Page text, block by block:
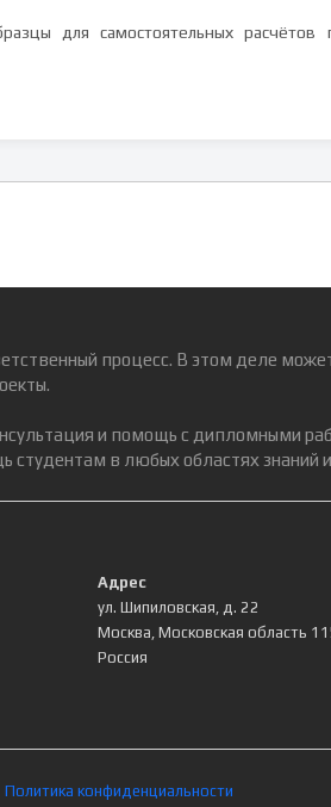
для самостоятельных расчётов
процесс. В этом деле
и помощь с дипломными
студентам в любых областях знаний
Адрес
ул. Шипиловская, д. 22
Москва, Московская область
Россия
Политика конфиденциальности